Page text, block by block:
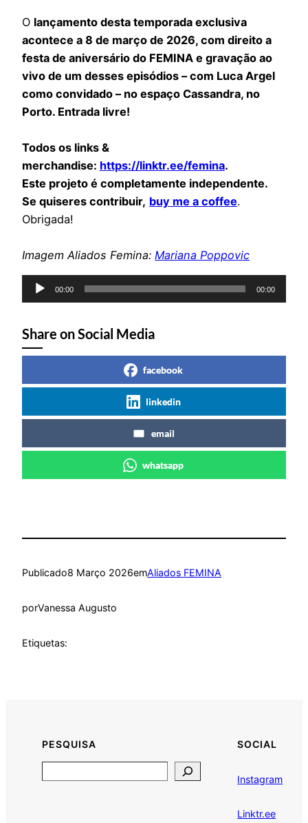
O lançamento desta temporada exclusiva
acontece a 8 de março de 2026, com direito a
festa de aniversário do FEMINA e gravação ao
vivo de um desses episódios – com Luca Argel
como convidado – no espaço Cassandra, no
Porto. Entrada livre!
Todos os links &
merchandise: https://linktr.ee/femina.
Este projeto é completamente independente.
Se quiseres contribuir, buy me a coffee.
Obrigada!
Imagem Aliados Femina: Mariana Poppovic
Reprodutor
de
00:00 00:00
Share on Social Media
facebook
linkedin
email
whatsapp
Publicado8 Março 2026emAliados FEMINA
porVanessa Augusto
Etiquetas:
PESQUISA SOCIAL
Instagram
Linktr.ee